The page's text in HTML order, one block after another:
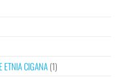
ETNIA CIGANA(1)